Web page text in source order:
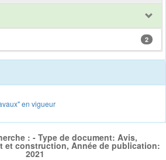
2
en vigueur
: - Type de document: Avis,
et construction, Année de publication:
2021